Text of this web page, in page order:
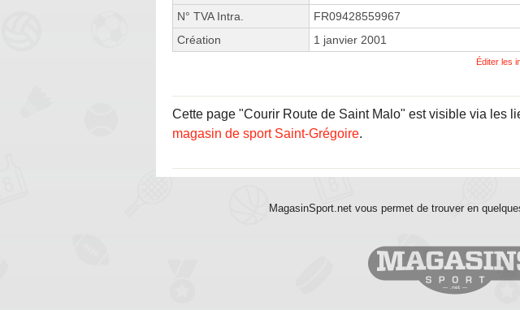
N° TVA Intra.
FR09428559967
Création
1 janvier 2001
Éditer les
Cette page "Courir Route de Saint Malo" est visible via les
magasin de sport Saint-Grégoire.
MagasinSport.net vous permet de trouver en